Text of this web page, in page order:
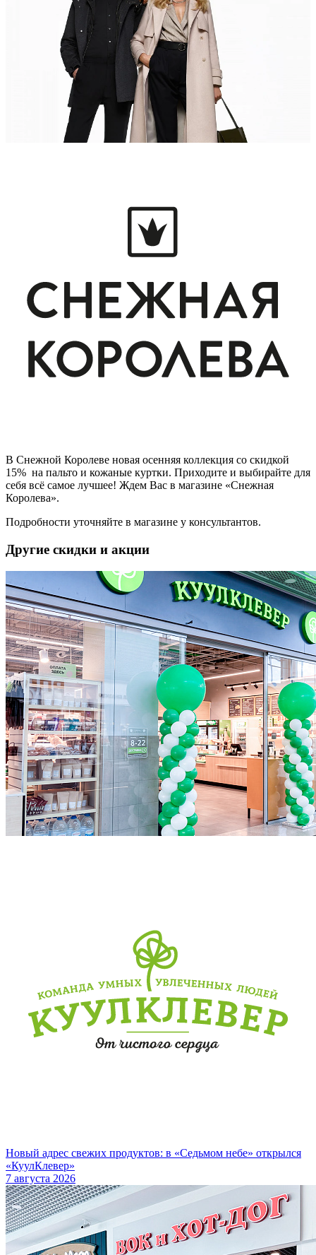
В Снежной Королеве новая осенняя коллекция со скидкой
15% на пальто и кожаные куртки. Приходите и выбирайте для
себя всё самое лучшее! Ждем Вас в магазине «Снежная
Королева».
Подробности уточняйте в магазине у консультантов.
Другие скидки и акции
Новый адрес свежих продуктов: в «Седьмом небе» открылся
«КуулКлевер»
7 августа 2026